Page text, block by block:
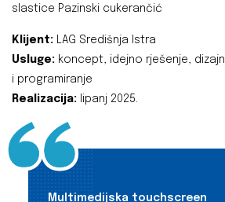
slastice Pazinski cukerančić
Klijent: LAG Središnja Istra
Usluge: koncept, idejno rješenje, dizajn
i programiranje
Realizacija:
lipanj 2025.
Multimedijska touchscreen